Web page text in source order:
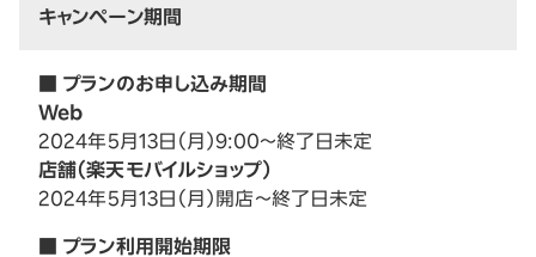
キャンペーン期間
■ プランのお申し込み期間
Web
2024年5月13日（月）9:00～終了日未定
店舗（楽天モバイルショップ）
2024年5月13日（月）開店～終了日未定
■ プラン利用開始期限